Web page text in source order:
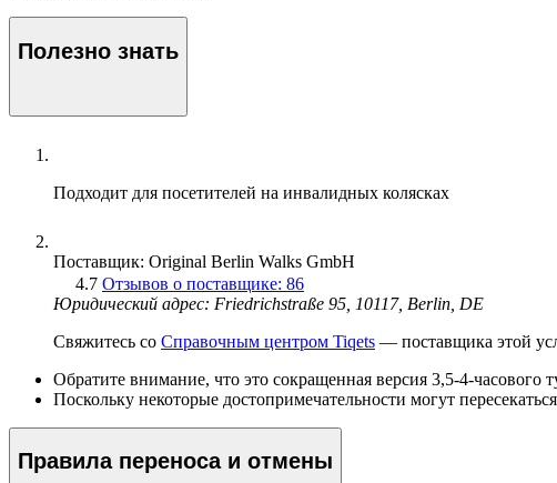
Полезно знать
Подходит для посетителей на инвалидных колясках
Поставщик: Original Berlin Walks GmbH
4.7 Отзывов о поставщике: 86
Юридический адрес: Friedrichstraße 95, 10117, Berlin, DE
Свяжитесь со Справочным центром Tiqets — поставщика этой
Обратите внимание, что это сокращенная версия 3,5-4-
Поскольку некоторые достопримечательности могут
Правила переноса и отмены